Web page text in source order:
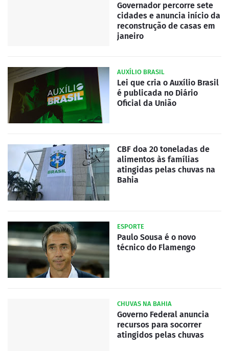
Governador percorre sete
cidades e anuncia início da
reconstrução de casas em
janeiro
AUXÍLIO BRASIL
Lei que cria o Auxílio Brasil
é publicada no Diário
Oficial da União
CBF doa 20 toneladas de
alimentos às famílias
atingidas pelas chuvas na
Bahia
ESPORTE
Paulo Sousa é o novo
técnico do Flamengo
CHUVAS NA BAHIA
Governo Federal anuncia
recursos para socorrer
atingidos pelas chuvas